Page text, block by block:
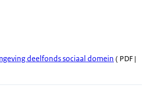
deelfonds sociaal domein ( PDF |